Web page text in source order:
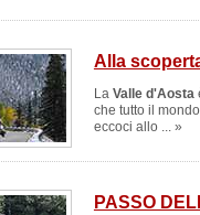
Alla
La Valle d'Aosta
che tutto il
eccoci allo ... »
PASSO